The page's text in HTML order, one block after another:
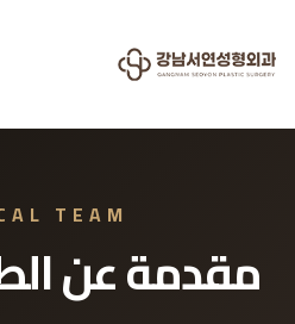
TEAM
مقدمة عن